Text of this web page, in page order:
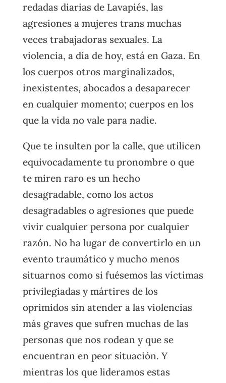
redadas diarias de Lavapiés, las
agresiones a mujeres trans muchas
veces trabajadoras sexuales. La
violencia, a día de hoy, está en Gaza. En
los cuerpos otros marginalizados,
inexistentes, abocados a desaparecer
en cualquier momento; cuerpos en los
que la vida no vale para nadie.
Que te insulten por la calle, que utilicen
equivocadamente tu pronombre o que
te miren raro es un hecho
desagradable, como los actos
desagradables o agresiones que puede
vivir cualquier persona por cualquier
razón. No ha lugar de convertirlo en un
evento traumático y mucho menos
situarnos como si fuésemos las víctimas
privilegiadas y mártires de los
oprimidos sin atender a las violencias
más graves que sufren muchas de las
personas que nos rodean y que se
encuentran en peor situación. Y
mientras los que lideramos estas